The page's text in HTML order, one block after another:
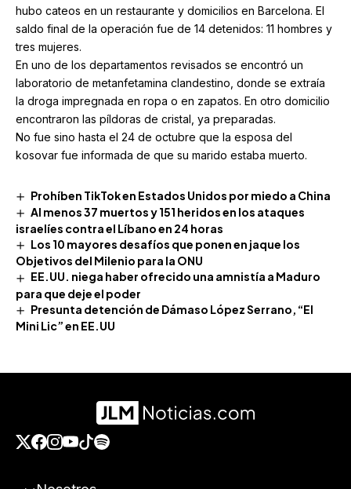
hubo cateos en un restaurante y domicilios en Barcelona. El
saldo final de la operación fue de 14 detenidos: 11 hombres y
tres mujeres.
En uno de los departamentos revisados se encontró un
laboratorio de metanfetamina clandestino, donde se extraía
la droga impregnada en ropa o en zapatos. En otro domicilio
encontraron las píldoras de cristal, ya preparadas.
No fue sino hasta el 24 de octubre que la esposa del
kosovar fue informada de que su marido estaba muerto.
Prohíben TikTok en Estados Unidos por miedo a China
Al menos 37 muertos y 151 heridos en los ataques
israelíes contra el Líbano en 24 horas
Los 10 mayores desafíos que ponen en jaque los
Objetivos del Milenio para la ONU
EE.UU. niega haber ofrecido una amnistía a Maduro
para que deje el poder
Presunta detención de Dámaso López Serrano, “El
Mini Lic” en EE.UU